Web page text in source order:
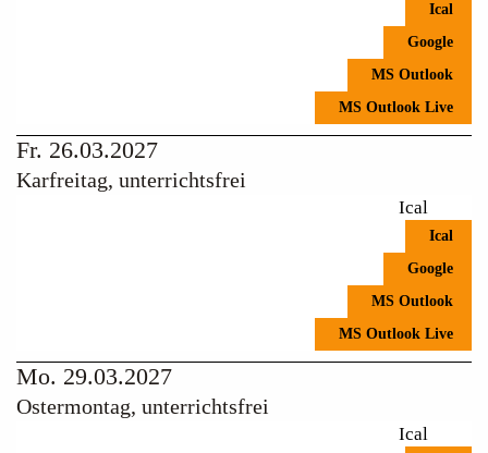
Ical
Google
MS Outlook
MS Outlook Live
Fr. 26.03.2027
Karfreitag, unterrichtsfrei
Ical
Ical
Google
MS Outlook
MS Outlook Live
Mo. 29.03.2027
Ostermontag, unterrichtsfrei
Ical